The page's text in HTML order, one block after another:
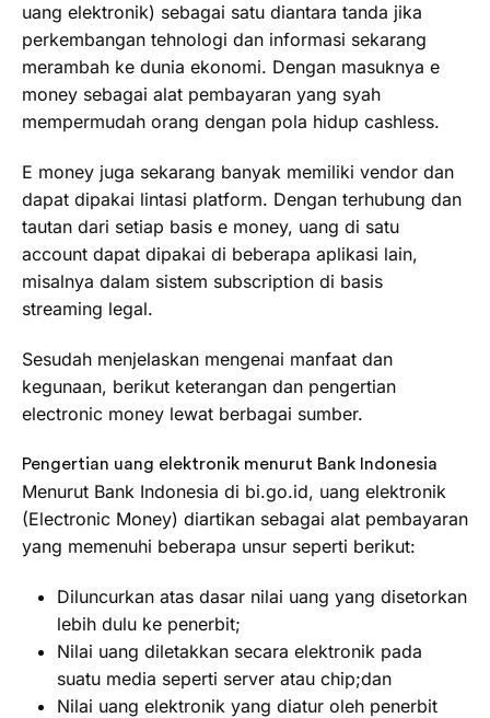
uang elektronik) sebagai satu diantara tanda jika
perkembangan tehnologi dan informasi sekarang
merambah ke dunia ekonomi. Dengan masuknya e
money sebagai alat pembayaran yang syah
mempermudah orang dengan pola hidup cashless.
E money juga sekarang banyak memiliki vendor dan
dapat dipakai lintasi platform. Dengan terhubung dan
tautan dari setiap basis e money, uang di satu
account dapat dipakai di beberapa aplikasi lain,
misalnya dalam sistem subscription di basis
streaming legal.
Sesudah menjelaskan mengenai manfaat dan
kegunaan, berikut keterangan dan pengertian
electronic money lewat berbagai sumber.
Pengertian uang elektronik menurut Bank Indonesia
Menurut Bank Indonesia di bi.go.id, uang elektronik
(Electronic Money) diartikan sebagai alat pembayaran
yang memenuhi beberapa unsur seperti berikut:
Diluncurkan atas dasar nilai uang yang disetorkan
lebih dulu ke penerbit;
Nilai uang diletakkan secara elektronik pada
suatu media seperti server atau chip;dan
Nilai uang elektronik yang diatur oleh penerbit